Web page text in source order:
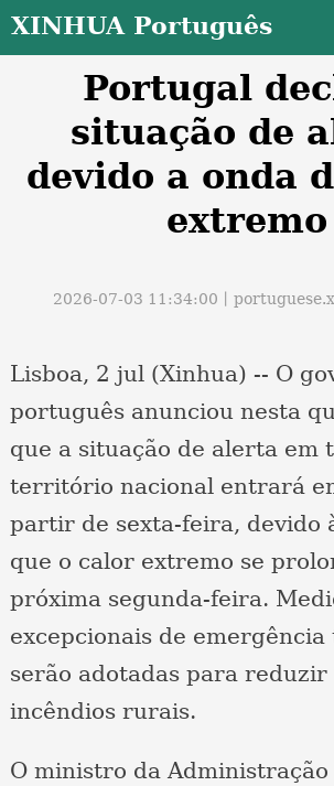
XINHUA Português
Portugal
situação de
devido a onda
extremo
2026-07-03 11:34:00丨
Lisboa, 2 jul (Xinhua) -- O
português anunciou nesta
que a situação de alerta em
território nacional entrará
partir de sexta-feira, devido
que o calor extremo se
próxima segunda-feira.
excepcionais de emergência
serão adotadas para reduzir
incêndios rurais.
O ministro da